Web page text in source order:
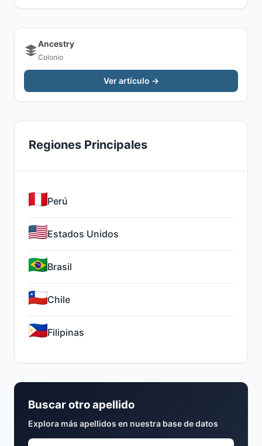
Ancestry
Colonio
Ver artículo →
Regiones Principales
Perú
Estados Unidos
Brasil
Chile
Filipinas
Buscar otro apellido
Explora más apellidos en nuestra base de datos